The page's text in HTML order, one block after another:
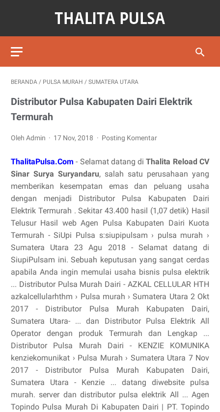
BERANDA / PULSA MURAH / SUMATERA UTARA
Distributor Pulsa Kabupaten Dairi Elektrik
Termurah
Oleh Admin 17 Nov, 2018 Posting Komentar
ThalitaPulsa.Com - Selamat datang diThalita Reload CV
Sinar Surya Suryandaru, salah satu perusahaan yang
memberikan kesempatan emas dan peluang usaha
dengan menjadi Distributor Pulsa Kabupaten Dairi
Elektrik Termurah . Sekitar 43.400 hasil (1,07 detik) Hasil
Telusur Hasil web Agen Pulsa Kabupaten Dairi Kuota
Termurah - SiUpi Pulsa s:siupipulsam › pulsa murah ›
Sumatera Utara 23 Agu 2018 - Selamat datang di
SiupiPulsam ini. Sebuah keputusan yang sangat cerdas
apabila Anda ingin memulai usaha bisnis pulsa elektrik
... Distributor Pulsa Murah Dairi - AZKAL CELLULAR HTH
azkalcellularhthm › Pulsa murah › Sumatera Utara 2 Okt
2017 - Distributor Pulsa Murah Kabupaten Dairi,
Sumatera Utara- ... dan Distributor Pulsa Elektrik All
Operator dengan produk Termurah dan Lengkap ...
Distributor Pulsa Murah Dairi - KENZIE KOMUNIKA
kenziekomunikat › Pulsa Murah › Sumatera Utara 7 Nov
2017 - Distributor Pulsa Murah Kabupaten Dairi,
Sumatera Utara - Kenzie ... datang diwebsite pulsa
murah. server dan distributor pulsa elektrik All ... Agen
Topindo Pulsa Murah Di Kabupaten Dairi | PT. Topindo